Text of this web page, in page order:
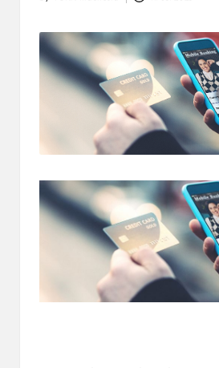
berbagai
metode
pembayaran
dengan
lebih